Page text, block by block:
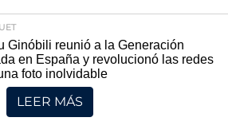
Ginóbili reunió a la Generación
en España y revolucionó las redes
foto inolvidable
LEER MÁS